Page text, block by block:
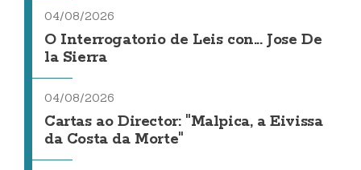
04/08/2026
O Interrogatorio de Leis con... Jose De
la Sierra
04/08/2026
Cartas ao Director: "Malpica, a Eivissa
da Costa da Morte"